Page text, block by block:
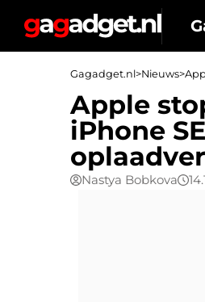
Gagadget.nl>Nieuws>
Apple
iPhone
Nastya Bobkova